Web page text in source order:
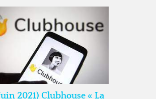
2021) Clubhouse « La